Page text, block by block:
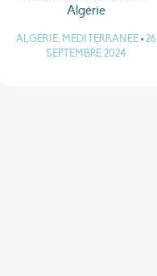
Algérie
ALGÉRIE, MÉDITERRANÉE • 26
SEPTEMBRE 2024